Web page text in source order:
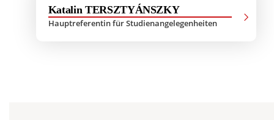
Katalin TERSZTYÁNSZKY
Hauptreferentin für Studienangelegenheiten